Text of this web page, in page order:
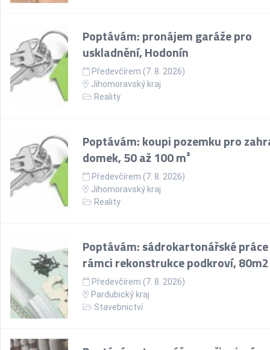
Poptávám: pronájem garáže pro
uskladnění, Hodonín
Předevčírem (7. 8. 2026)
Jihomoravský kraj
Reality
Poptávám: koupi pozemku pro
domek, 50 až 100 m²
Předevčírem (7. 8. 2026)
Jihomoravský kraj
Reality
Poptávám: sádrokartonářské
rámci rekonstrukce podkroví, 80m2
Předevčírem (7. 8. 2026)
Pardubický kraj
Stavebnictví